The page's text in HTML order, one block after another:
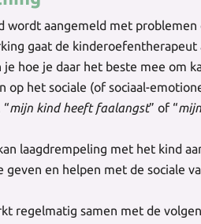
wordt aangemeld met problemen
gaat de kinderoefentherapeut
je hoe je daar het beste mee om
op het sociale (of sociaal-
“mijn kind heeft faalangst” of “
laagdrempeling met het kind
en helpen met de sociale
regelmatig samen met de